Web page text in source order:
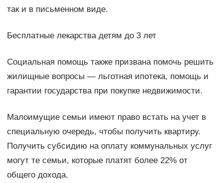
так и в письменном виде.
Бесплатные лекарства детям до 3 лет
Социальная помощь также призвана помочь решить
жилищные вопросы — льготная ипотека, помощь и
гарантии государства при покупке недвижимости.
Малоимущие семьи имеют право встать на учет в
специальную очередь, чтобы получить квартиру.
Получить субсидию на оплату коммунальных услуг
могут те семьи, которые платят более 22% от
общего дохода.